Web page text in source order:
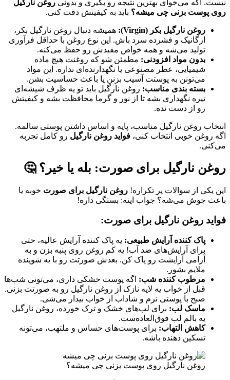
نیست. اگه می‌خوای بهترین نتیجه رو بگیری و بدونی روغن نارگیل
روی پوست بزنی چی میشه؟ باید به کیفیتش دقت کنی.
روغن نارگیل بکر (Virgin):
همیشه دنبال روغن نارگیل بکر،
ارگانیک و فشرده سرد باش. این نوع روغن با حداقل فرآوری
تولید می‌شه و همه خواص مفیدش رو حفظ می‌کنه.
بدون مواد افزودنی: مطمئن شو که روغنت هیچ ماده
شیمیایی، عطر مصنوعی یا نگهدارنده‌ای نداره. این مواد
می‌تونن به پوستت آسیب بزنن یا باعث حساسیت بشن.
بسته بندی مناسب: روغن نارگیل باید تو یه ظرف شیشه‌ای
تیره نگهداری بشه تا از نور و گرما محافظت بشه و کیفیتش
رو از دست نده.
انتخاب روغن نارگیل مناسب، پایه و اساس داشتن پوستی سالمه.
اگه روغن خوبی انتخاب کنی، فواید روغن نارگیل رو کامل تجربه
می‌کنی.
روغن نارگیل برای صورت: بله یا خیر؟ 🤔
این یکی از سوالات پر تکراره! روغن نارگیل برای صورت خوبه یا
باعث جوش می‌شه؟ جواب اینه: بستگی داره!
فواید روغن نارگیل برای صورت:
پاک کننده آرایش طبیعی: یه پاک کننده آرایش عالیه، حتی
برای آرایش‌های ضد آب! یه کم روغن روی پنبه بزن و به
آرامی آرایشت رو پاک کن. بعدش صورتت رو با یه شوینده
ملایم بشور.
مرطوب کننده شب: اگه پوست خشکی داری، می‌تونی شب‌ها
قبل از خواب یه لایه نازک از روغن نارگیل رو به صورتت بزنی.
صبح با پوستی نرم و شاداب از خواب بیدار می‌شی.
ماسک لب: برای لب‌های خشک و ترک خورده، روغن نارگیل
یه بالم لب فوق‌العاده‌ست.
کاهش التهاب: برای پوست‌های حساس و ملتهب، می‌تونه
تسکین دهنده باشه.
روغن نارگیل روی پوست بزنی چی میشه؟